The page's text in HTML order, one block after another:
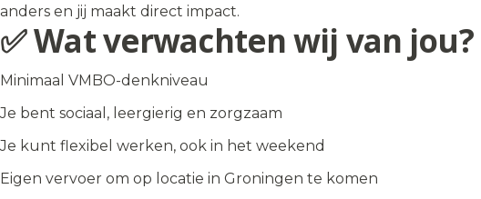
anders en jij maakt direct impact.
✅ Wat verwachten wij van jou?
Minimaal VMBO-denkniveau
Je bent sociaal, leergierig en zorgzaam
Je kunt flexibel werken, ook in het weekend
Eigen vervoer om op locatie in Groningen te komen